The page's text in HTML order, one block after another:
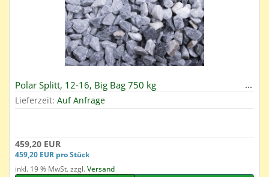
Polar Splitt, 12-16, Big Bag 750 kg
Lieferzeit: Auf Anfrage
459,20 EUR
459,20 EUR pro Stück
inkl. 19 % MwSt. zzgl.Versand